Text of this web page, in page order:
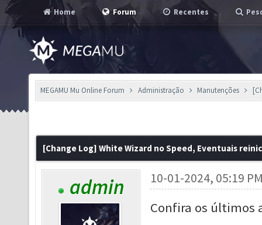
Home Forum Recentes
MEGAMU Mu Online Forum Administração Manutenções
[Change Log] White Wizard no Speed, Eventuais
admin 10-01-2024, 05:19
Confira os últimos